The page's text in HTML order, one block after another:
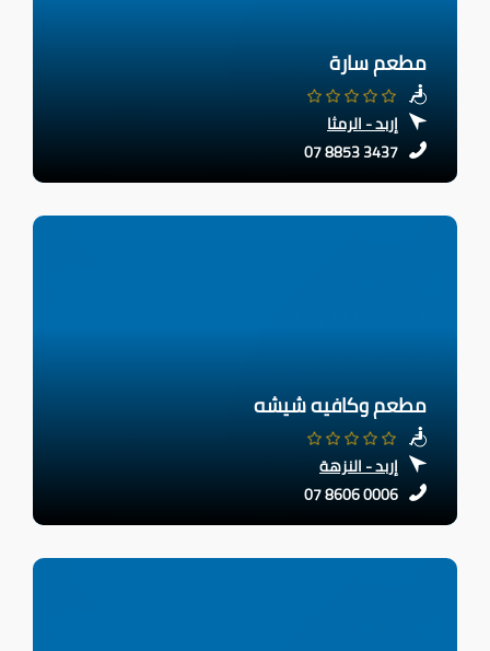
مطعم سارة
إربد - الرمثا
07 8853 3437
مطعم وكافيه شيشه
إربد - النزهة
07 8606 0006